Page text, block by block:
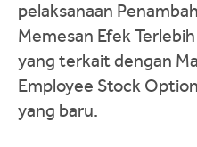
pelaksanaan
Memesan Efek
yang terkait dengan
Employee Stock
yang baru.